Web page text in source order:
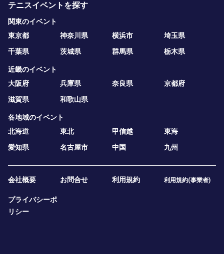
テニスイベントを探す
関東のイベント
東京都
神奈川県 横浜市
埼玉県
千葉県
茨城県 群馬県 栃木県
近畿のイベント
大阪府
兵庫県 奈良県
京都府
滋賀県
和歌山県
各地域のイベント
北海道
東北 甲信越
東海
愛知県
名古屋市 中国 九州
会社概要 お問合せ 利用規約 利用規約(事業者)
プライバシーポ
リシー